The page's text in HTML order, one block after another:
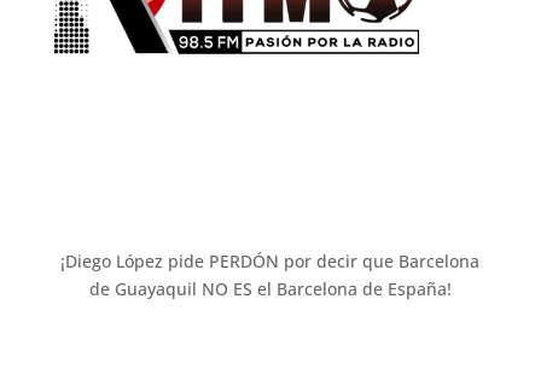
¡Diego López pide PERDÓN por decir que Barcelona
de Guayaquil NO ES el Barcelona de España!